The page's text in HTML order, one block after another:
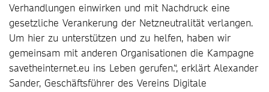
Verhandlungen einwirken und mit Nachdruck eine
gesetzliche Verankerung der Netzneutralität verlangen.
Um hier zu unterstützen und zu helfen, haben wir
gemeinsam mit anderen Organisationen die Kampagne
savetheinternet.eu ins Leben gerufen.“, erklärt Alexander
Sander, Geschäftsführer des Vereins Digitale